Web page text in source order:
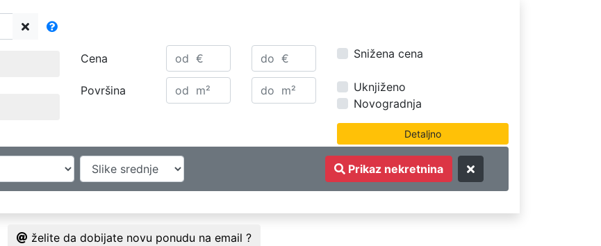
Cena
Površina
Snižena cena
Uknjiženo
Novogradnja
Prikaz nekretnina
želite da dobijate novu ponudu na email ?